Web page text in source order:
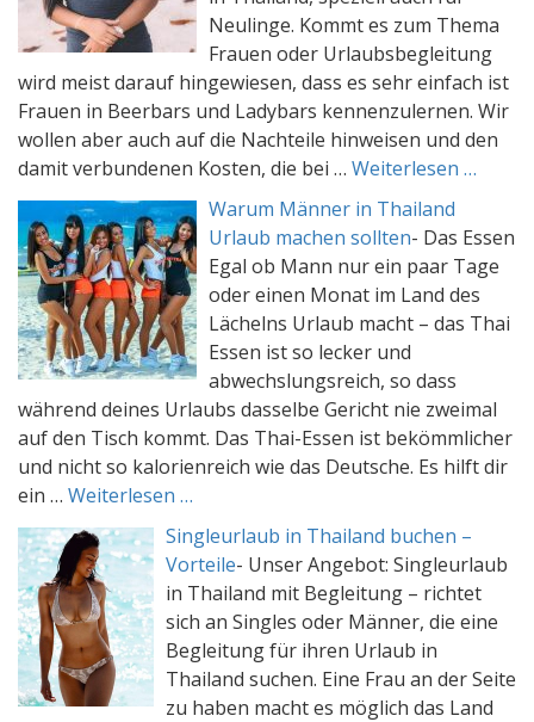
Neulinge. Kommt es zum Thema
Frauen oder Urlaubsbegleitung
wird meist darauf hingewiesen, dass es sehr einfach ist
Frauen in Beerbars und Ladybars kennenzulernen. Wir
wollen aber auch auf die Nachteile hinweisen und den
damit verbundenen Kosten, die bei … Weiterlesen …
Warum Männer in Thailand
Urlaub machen sollten- Das Essen
Egal ob Mann nur ein paar Tage
oder einen Monat im Land des
Lächelns Urlaub macht – das Thai
Essen ist so lecker und
abwechslungsreich, so dass
während deines Urlaubs dasselbe Gericht nie zweimal
auf den Tisch kommt. Das Thai-Essen ist bekömmlicher
und nicht so kalorienreich wie das Deutsche. Es hilft dir
ein … Weiterlesen …
Singleurlaub in Thailand buchen –
Vorteile- Unser Angebot: Singleurlaub
in Thailand mit Begleitung – richtet
sich an Singles oder Männer, die eine
Begleitung für ihren Urlaub in
Thailand suchen. Eine Frau an der Seite
zu haben macht es möglich das Land